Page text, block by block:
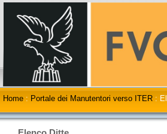
Home : Portale dei Manutentori verso ITER :